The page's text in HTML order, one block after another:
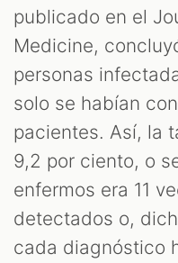
publicado en el
Medicine,
personas
solo se habían
pacientes. Así, la
9,2 por ciento, o
enfermos era 11
detectados o,
cada diagnóstico